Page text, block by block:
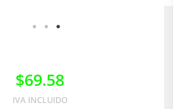
$69.58
IVA INCLUIDO